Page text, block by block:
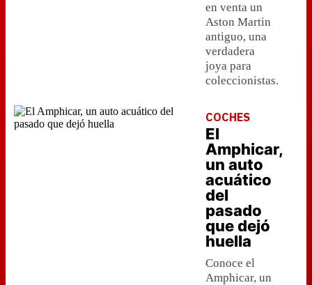
en venta un
Aston Martin
antiguo, una
verdadera
joya para
coleccionistas.
COCHES
El
Amphicar,
un auto
acuático
del
pasado
que dejó
huella
Conoce el
Amphicar, un